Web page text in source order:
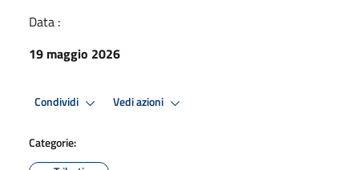
Data :
19 maggio 2026
Condividi Vedi azioni
Categorie: